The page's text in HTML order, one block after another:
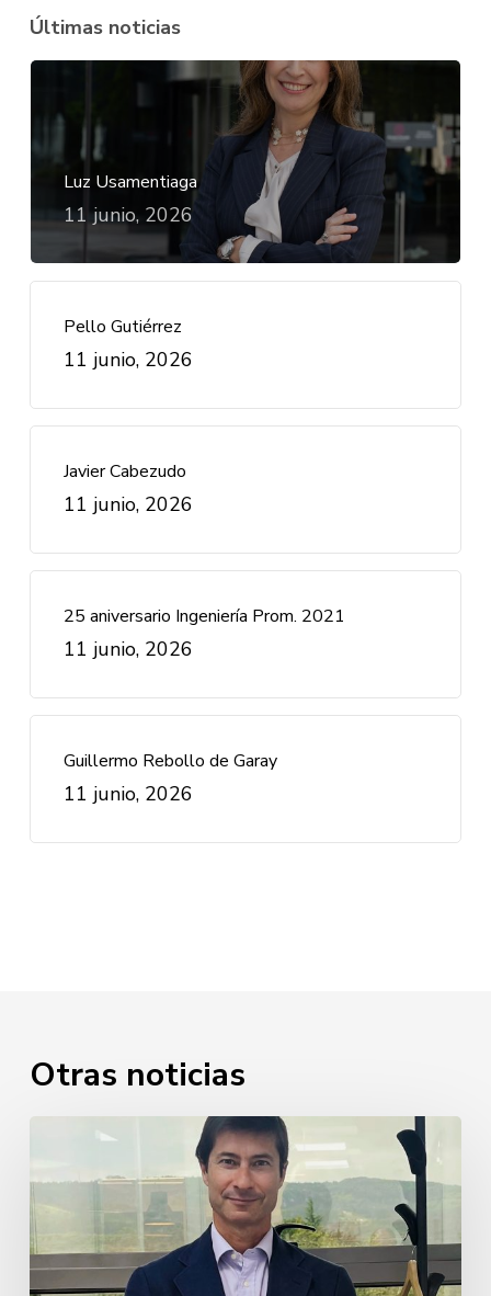
Últimas noticias
Luz Usamentiaga
11 junio, 2026
Pello Gutiérrez
11 junio, 2026
Javier Cabezudo
11 junio, 2026
25 aniversario Ingeniería Prom. 2021
11 junio, 2026
Guillermo Rebollo de Garay
11 junio, 2026
Otras noticias